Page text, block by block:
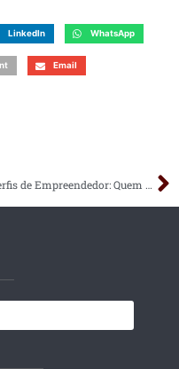
LinkedIn WhatsApp
Email
3 Perfis de Empreendedor: Quem Será Que É Você?